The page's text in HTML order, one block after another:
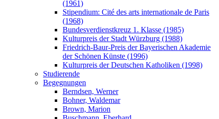
(1961)
Stipendium: Cité des arts internationale de Paris
(1968)
Bundesverdienstkreuz 1. Klasse (1985)
Kulturpreis der Stadt Würzburg (1988)
Friedrich-Baur-Preis der Bayerischen Akademie
der Schönen Künste (1996)
Kulturpreis der Deutschen Katholiken (1998)
Studierende
Begegnungen
Berndsen, Werner
Bohner, Waldemar
Brown, Marion